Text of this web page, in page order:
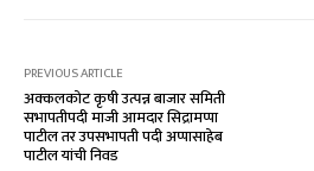
PREVIOUS ARTICLE
अक्कलकोट कृषी उत्पन्न बाजार समिती
सभापतीपदी माजी आमदार सिद्रामप्पा
पाटील तर उपसभापती पदी अप्पासाहेब
पाटील यांची निवड